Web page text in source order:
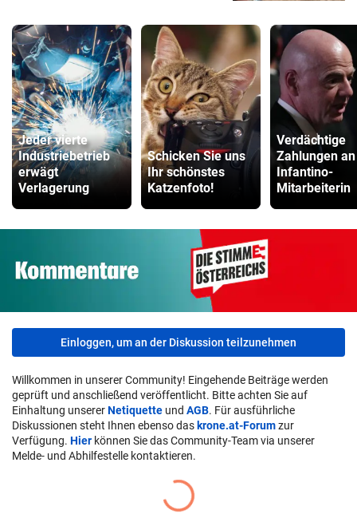
Jeder vierte
Industriebetrieb
erwägt
Verlagerung
Schicken Sie uns
Ihr schönstes
Katzenfoto!
Verdächtige
Zahlungen an
Infantino-
Mitarbeiterin
Einloggen, um an der Diskussion teilzunehmen
Willkommen in unserer Community! Eingehende Beiträge werden
geprüft und anschließend veröffentlicht. Bitte achten Sie auf
Einhaltung unsererNetiquette und AGB. Für ausführliche
Diskussionen steht Ihnen ebenso das krone.at-Forumzur
Verfügung. Hier können Sie das Community-Team via unserer
Melde- und Abhilfestelle kontaktieren.